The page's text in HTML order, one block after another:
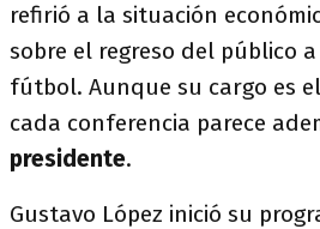
refirió a la situación
sobre el regreso del público
fútbol. Aunque su cargo es
cada conferencia parece
presidente.
Gustavo López inició su